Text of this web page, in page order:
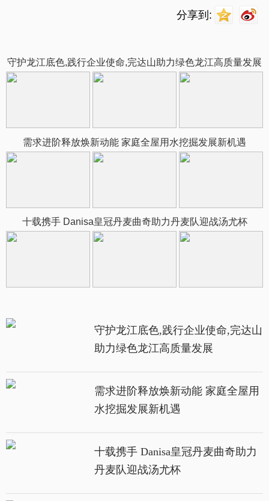
分享到:
守护龙江底色,践行企业使命,完达山助力绿色龙江高质量发展
需求进阶释放焕新动能 家庭全屋用水挖掘发展新机遇
十载携手 Danisa皇冠丹麦曲奇助力丹麦队迎战汤尤杯
守护龙江底色,践行企业使命,完达山
助力绿色龙江高质量发展
需求进阶释放焕新动能 家庭全屋用
水挖掘发展新机遇
十载携手 Danisa皇冠丹麦曲奇助力
丹麦队迎战汤尤杯